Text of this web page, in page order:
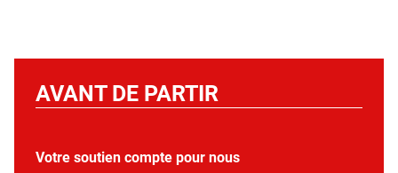
AVANT DE PARTIR
Votre soutien compte pour nous